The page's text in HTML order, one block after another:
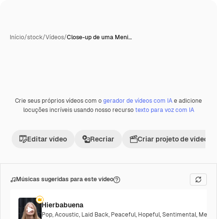
Início/stock/Vídeos/Close-up de uma Meni…
Crie seus próprios vídeos com ogerador de vídeos com IAe adicione
locuções incríveis usando nosso recursotexto para voz com IA
Editar vídeo Recriar Criar projeto de vídeo
Músicas sugeridas para este vídeo
Hierbabuena
Pop,Acoustic, Laid Back, Peaceful, Hopeful,Sentimental,